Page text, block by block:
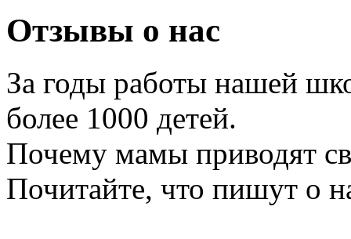
Отзывы о нас
За годы работы нашей
более 1000 детей.
Почему мамы приводят
Почитайте, что пишут о